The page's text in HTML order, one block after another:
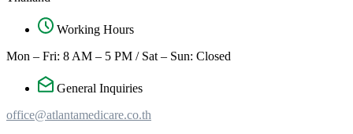
Working Hours
Mon – Fri: 8 AM – 5 PM / Sat – Sun: Closed
General Inquiries
office@atlantamedicare.co.th